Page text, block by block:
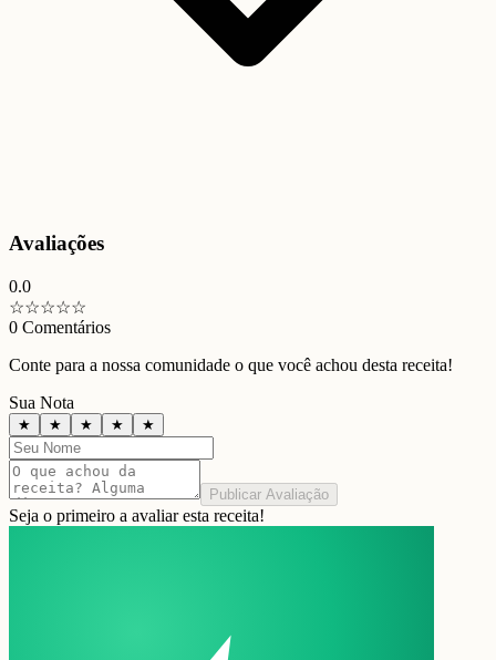
Avaliações
0.0
☆☆☆☆☆
0 Comentários
Conte para a nossa comunidade o que você achou desta receita!
Sua Nota
★ ★ ★ ★ ★
Publicar Avaliação
Seja o primeiro a avaliar esta receita!